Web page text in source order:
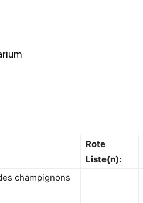
Rote
Liste(n):
champignons